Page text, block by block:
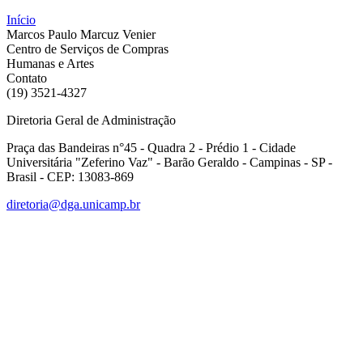
Início
Marcos Paulo Marcuz Venier
Centro de Serviços de Compras
Humanas e Artes
Contato
(19) 3521-4327
Diretoria Geral de Administração
Praça das Bandeiras n°45 - Quadra 2 - Prédio 1 - Cidade
Universitária "Zeferino Vaz" - Barão Geraldo - Campinas - SP -
Brasil - CEP: 13083-869
diretoria@dga.unicamp.br